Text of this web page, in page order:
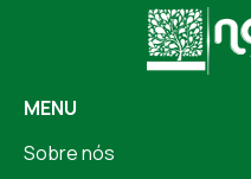
MENU
Sobre nós